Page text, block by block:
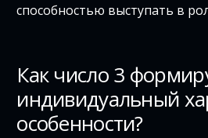
способностью выступать в
Как число 3
индивидуальный
особенности?